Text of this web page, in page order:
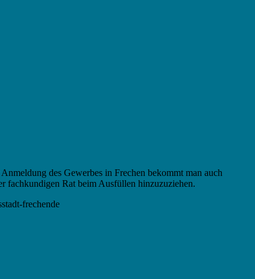
des Gewerbes in Frechen bekommt man auch
fachkundigen Rat beim Ausfüllen hinzuzuziehen.
frechende